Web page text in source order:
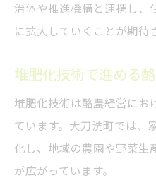
治体や推進機構と連携し、
に拡大していくことが期待
堆肥化技術で進める
堆肥化技術は酪農経営にお
ています。大刀洗町では、
化し、地域の農園や野菜生
が広がっています。